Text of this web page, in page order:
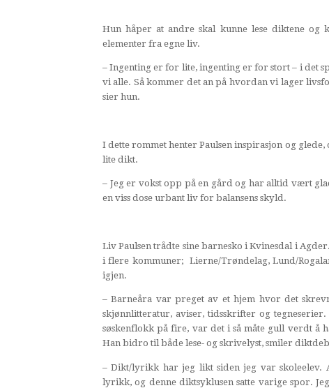
Hun håper at andre skal kunne lese diktene og
elementer fra egne liv.
– Ingenting er for lite, ingenting er for stort – i det
vi alle. Så kommer det an på hvordan vi lager
sier hun.
I dette rommet henter Paulsen inspirasjon og
lite dikt.
– Jeg er vokst opp på en gård og har alltid vært
en viss dose urbant liv for balansens skyld.
Liv Paulsen trådte sine barnesko i Kvinesdal i
i flere kommuner; Lierne/Trøndelag, Lund/
igjen.
– Barneåra var preget av et hjem hvor det
skjønnlitteratur, aviser, tidsskrifter og
søskenflokk på fire, var det i så måte gull verdt å
Han bidro til både lese- og skrivelyst, smiler
– Dikt/lyrikk har jeg likt siden jeg var skoleelev.
lyrikk, og denne diktsyklusen satte varige spor.